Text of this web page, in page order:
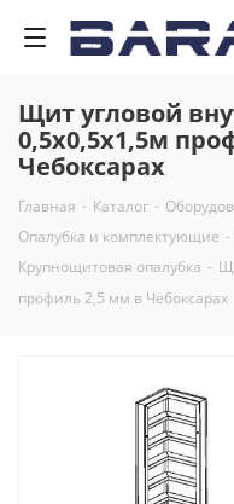
Щит угловой
0,5х0,5х1,5м
Чебоксарах
Главная - Каталог -
Опалубка и комплектующие -
Крупнощитовая опалубка -
профиль 2,5 мм в Чебоксарах